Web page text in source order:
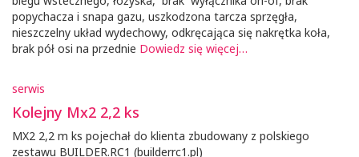
popychacza i snapa gazu, uszkodzona tarcza sprzęgła,
nieszczelny układ wydechowy, odkręcająca się nakrętka koła,
brak pół osi na przednie Dowiedz się więcej…
serwis
Kolejny Mx2 2,2 ks
MX2 2,2 m ks pojechał do klienta zbudowany z polskiego
zestawu BUILDER.RC1 (builderrc1.pl)